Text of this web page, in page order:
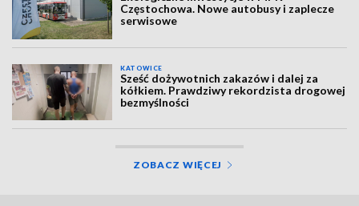
Częstochowa. Nowe autobusy i zaplecze
serwisowe
KATOWICE
Sześć dożywotnich zakazów i dalej za
kółkiem. Prawdziwy rekordzista drogowej
bezmyślności
ZOBACZ WIĘCEJ